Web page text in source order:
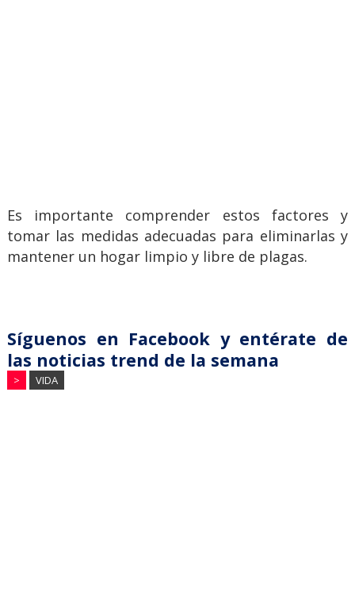
Es importante comprender estos factores y
tomar las medidas adecuadas para eliminarlas y
mantener un hogar limpio y libre de plagas.
Síguenos en Facebook y entérate de
las noticias trend de la semana
> VIDA